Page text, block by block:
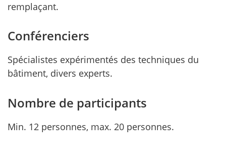
remplaçant.
Conférenciers
Spécialistes expérimentés des techniques du
bâtiment, divers experts.
Nombre de participants
Min. 12 personnes, max. 20 personnes.